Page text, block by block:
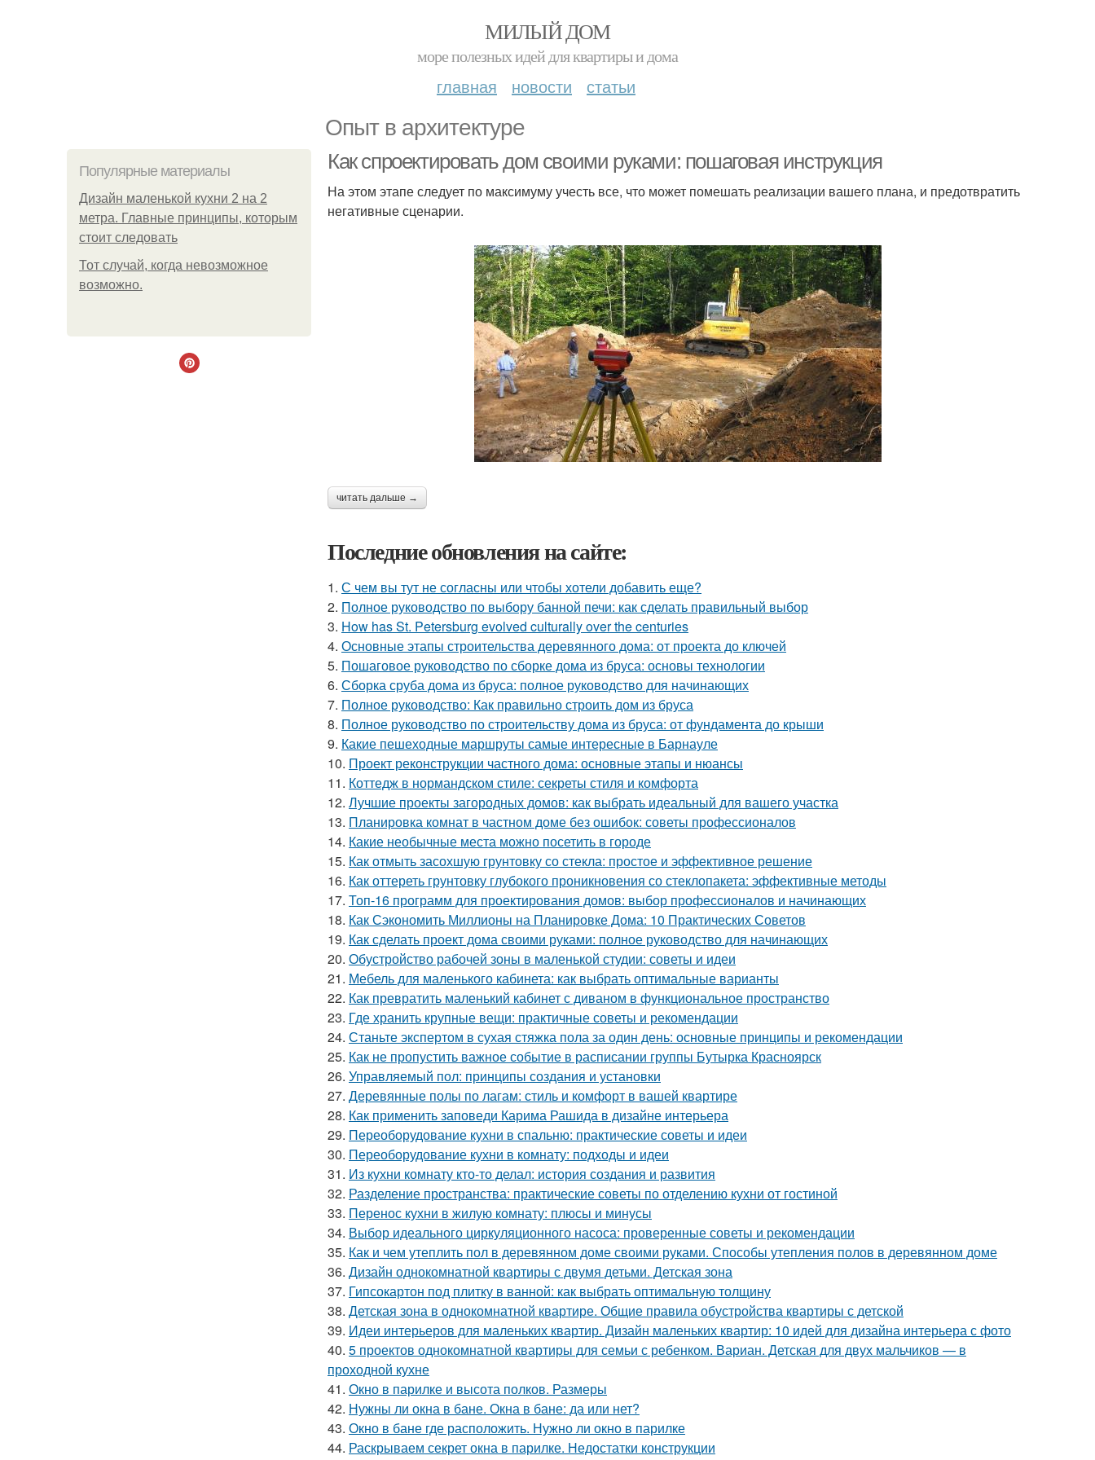
МИЛЫЙ ДОМ
море полезных идей для квартиры и дома
главная новости статьи
Опыт в архитектуре
Популярные материалы
Дизайн маленькой кухни 2 на 2
метра. Главные принципы, которым
стоит следовать
Тот случай, когда невозможное
возможно.
Как спроектировать дом своими руками: пошаговая инструкция
На этом этапе следует по максимуму учесть все, что может помешать реализации вашего плана, и предотвратить
негативные сценарии.
читать дальше →
Последние обновления на сайте:
1. С чем вы тут не согласны или чтобы хотели добавить еще?
2. Полное руководство по выбору банной печи: как сделать правильный выбор
3. How has St. Petersburg evolved culturally over the centuries
4. Основные этапы строительства деревянного дома: от проекта до ключей
5. Пошаговое руководство по сборке дома из бруса: основы технологии
6. Сборка сруба дома из бруса: полное руководство для начинающих
7. Полное руководство: Как правильно строить дом из бруса
8. Полное руководство по строительству дома из бруса: от фундамента до крыши
9. Какие пешеходные маршруты самые интересные в Барнауле
10. Проект реконструкции частного дома: основные этапы и нюансы
11. Коттедж в нормандском стиле: секреты стиля и комфорта
12. Лучшие проекты загородных домов: как выбрать идеальный для вашего участка
13. Планировка комнат в частном доме без ошибок: советы профессионалов
14. Какие необычные места можно посетить в городе
15. Как отмыть засохшую грунтовку со стекла: простое и эффективное решение
16. Как оттереть грунтовку глубокого проникновения со стеклопакета: эффективные методы
17. Топ-16 программ для проектирования домов: выбор профессионалов и начинающих
18. Как Сэкономить Миллионы на Планировке Дома: 10 Практических Советов
19. Как сделать проект дома своими руками: полное руководство для начинающих
20. Обустройство рабочей зоны в маленькой студии: советы и идеи
21. Мебель для маленького кабинета: как выбрать оптимальные варианты
22. Как превратить маленький кабинет с диваном в функциональное пространство
23. Где хранить крупные вещи: практичные советы и рекомендации
24. Станьте экспертом в сухая стяжка пола за один день: основные принципы и рекомендации
25. Как не пропустить важное событие в расписании группы Бутырка Красноярск
26. Управляемый пол: принципы создания и установки
27. Деревянные полы по лагам: стиль и комфорт в вашей квартире
28. Как применить заповеди Карима Рашида в дизайне интерьера
29. Переоборудование кухни в спальню: практические советы и идеи
30. Переоборудование кухни в комнату: подходы и идеи
31. Из кухни комнату кто-то делал: история создания и развития
32. Разделение пространства: практические советы по отделению кухни от гостиной
33. Перенос кухни в жилую комнату: плюсы и минусы
34. Выбор идеального циркуляционного насоса: проверенные советы и рекомендации
35. Как и чем утеплить пол в деревянном доме своими руками. Способы утепления полов в деревянном доме
36. Дизайн однокомнатной квартиры с двумя детьми. Детская зона
37. Гипсокартон под плитку в ванной: как выбрать оптимальную толщину
38. Детская зона в однокомнатной квартире. Общие правила обустройства квартиры с детской
39. Идеи интерьеров для маленьких квартир. Дизайн маленьких квартир: 10 идей для дизайна интерьера с фото
40. 5 проектов однокомнатной квартиры для семьи с ребенком. Вариан. Детская для двух мальчиков — в
проходной кухне
41. Окно в парилке и высота полков. Размеры
42. Нужны ли окна в бане. Окна в бане: да или нет?
43. Окно в бане где расположить. Нужно ли окно в парилке
44. Раскрываем секрет окна в парилке. Недостатки конструкции